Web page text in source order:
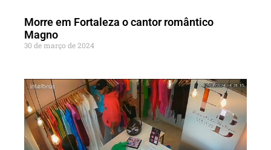
Morre em Fortaleza o cantor romântico
Magno
30 de março de 2024